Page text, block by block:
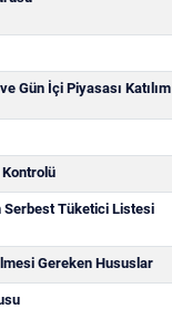
Gün İçi Piyasası Katılım
Serbest Tüketici Listesi
Gereken Hususlar